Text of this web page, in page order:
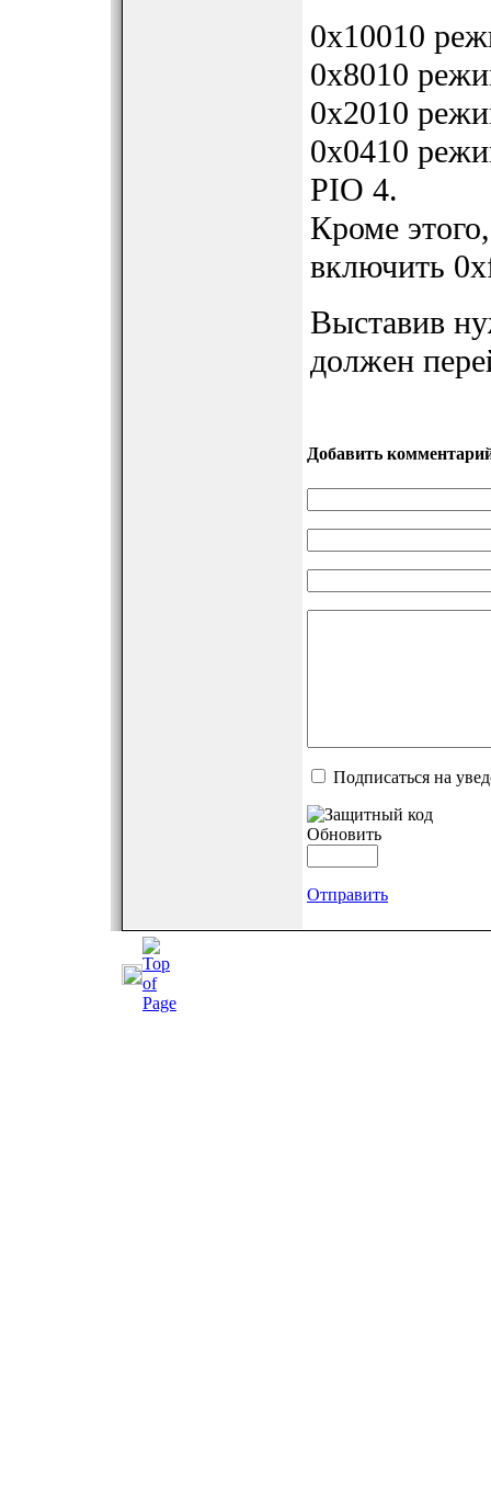
0x10010
0x8010
0x2010
0x0410
PIO 4.
Кроме
включить
Выставив
должен
Добавить
Подписаться на
Обновить
Отправить